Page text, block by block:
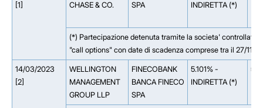
[1]
CHASE & CO.
SPA
INDIRETTA (*)
(*) Partecipazione detenuta tramite la societa' controllata
"call options" con date di scadenza comprese tra il 27/
14/03/2023
[2]
WELLINGTON
MANAGEMENT
GROUP LLP
FINECOBANK
BANCA FINECO
SPA
5.101% -
INDIRETTA (*)